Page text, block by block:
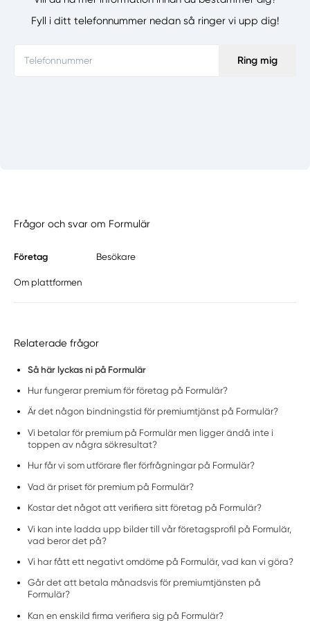
Fyll i ditt telefonnummer nedan så ringer vi upp dig!
Ring mig
Frågor och svar om Formulär
Företag Besökare
Om plattformen
Relaterade frågor
Så här lyckas ni på Formulär
Hur fungerar premium för företag på Formulär?
Är det någon bindningstid för premiumtjänst på Formulär?
Vi betalar för premium på Formulär men ligger ändå inte i
toppen av några sökresultat?
Hur får vi som utförare fler förfrågningar på Formulär?
Vad är priset för premium på Formulär?
Kostar det något att verifiera sitt företag på Formulär?
Vi kan inte ladda upp bilder till vår företagsprofil på Formulär,
vad beror det på?
Vi har fått ett negativt omdöme på Formulär, vad kan vi göra?
Går det att betala månadsvis för premiumtjänsten på
Formulär?
Kan en enskild firma verifiera sig på Formulär?